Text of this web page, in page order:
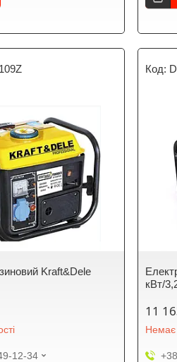
Kraft&Dele
12-34
кВт/
11
Немає